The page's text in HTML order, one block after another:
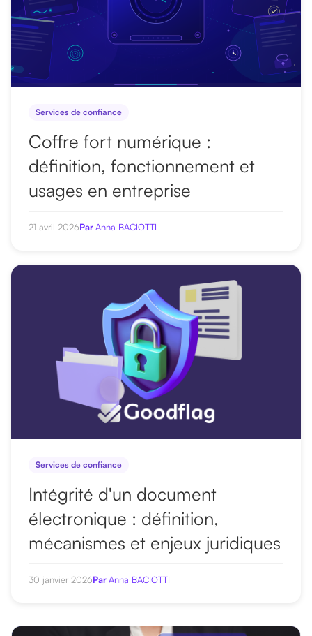
c
l
Services de confiance
Coffre fort numérique :
définition, fonctionnement et
usages en entreprise
21 avril 2026ParAnna BACIOTTI
Services de confiance
Intégrité d'un document
électronique : définition,
mécanismes et enjeux juridiques
30 janvier 2026ParAnna BACIOTTI